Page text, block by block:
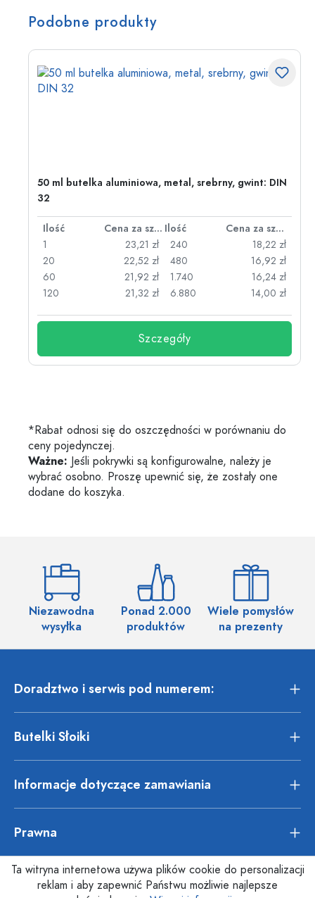
Podobne produkty
50 ml butelka aluminiowa, metal, srebrny, gwint: DIN
32
Ilość Cena za sztukę Ilość
Cena za sztukę
1
23,21 zł
20
22,52 zł
60
21,92 zł
120
21,32 zł
240
18,22 zł
480
16,92 zł
1.740
16,24 zł
6.880
14,00 zł
Szczegóły
*Rabat odnosi się do oszczędności w porównaniu do
ceny pojedynczej.
Ważne: Jeśli pokrywki są konfigurowalne, należy je
wybrać osobno. Proszę upewnić się, że zostały one
dodane do koszyka.
Niezawodna
wysyłka
Ponad 2.000
produktów
Wiele pomysłów
na prezenty
Doradztwo i serwis pod numerem:
Butelki Słoiki
Informacje dotyczące zamawiania
Prawna
Ta witryna internetowa używa plików cookie do personalizacji
reklam i aby zapewnić Państwu możliwie najlepsze